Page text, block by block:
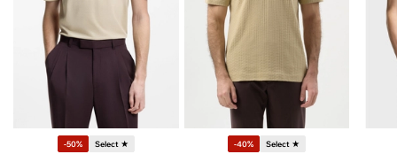
-50% Select ★ -40% Select ★